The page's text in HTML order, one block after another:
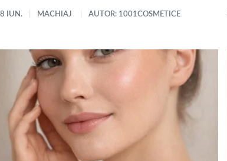
IUN. MACHIAJ AUTOR: 1001COSMETICE